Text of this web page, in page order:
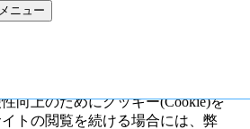
向上のためにクッキー(Cookie)を
トの閲覧を続ける場合には、弊
メニュー